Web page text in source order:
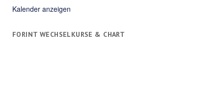
Kalender anzeigen
FORINT WECHSELKURSE & CHART